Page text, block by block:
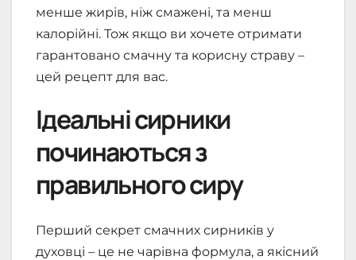
менше жирів, ніж смажені, та менш
калорійні. Тож якщо ви хочете отримати
гарантовано смачну та корисну страву –
цей рецепт для вас.
Ідеальні сирники
починаються з
правильного сиру
Перший секрет смачних сирників у
духовці – це не чарівна формула, а якісний